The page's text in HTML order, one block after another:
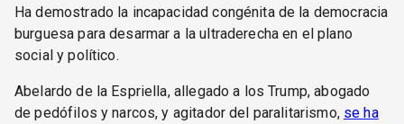
Ha demostrado la incapacidad congénita de la democracia
burguesa para desarmar a la ultraderecha en el plano
social y político.
Abelardo de la Espriella, allegado a los Trump, abogado
de pedófilos y narcos, y agitador del paralitarismo, se ha